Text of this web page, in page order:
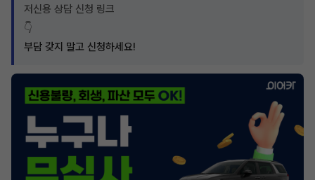
저신용 상담 신청 링크
👇
부담 갖지 말고 신청하세요!